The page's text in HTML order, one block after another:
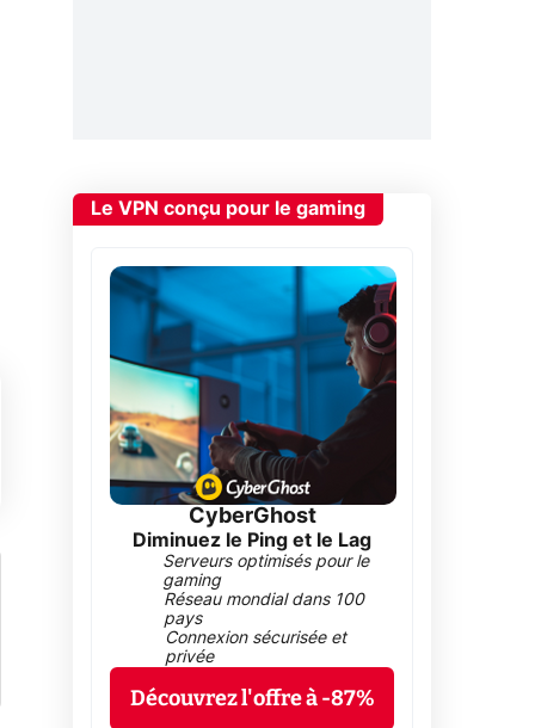
Le VPN conçu pour le gaming
CyberGhost
Diminuez le Ping et le Lag
Serveurs optimisés pour le
gaming
Réseau mondial dans 100
pays
Connexion sécurisée et
privée
Découvrez l'offre à -87%